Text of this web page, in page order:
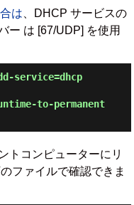
は 、DHCP サービスの
ー は [67/UDP] を使用
service=dhcp
to-permanent
トコンピューターにリ
ファイルで確認できま